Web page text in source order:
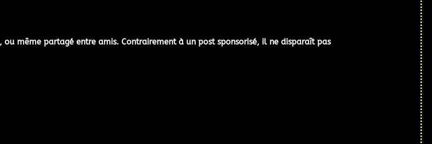
, ou même partagé entre amis. Contrairement à un post sponsorisé, il ne disparaît pas